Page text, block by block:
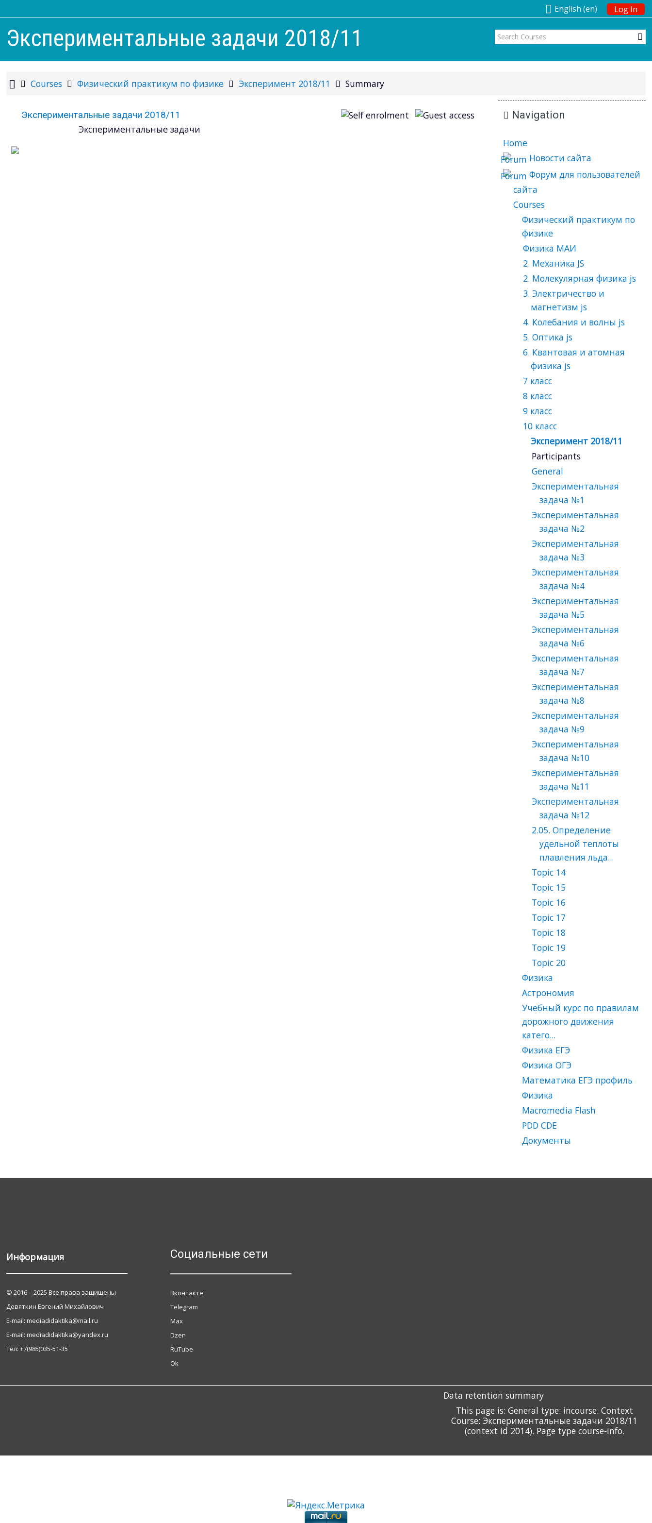
Log In
English ‎(en)‎
Экспериментальные задачи 2018/11
Courses Физический практикум по физике Эксперимент 2018/11 Summary
Экспериментальные задачи 2018/11
Экспериментальные задачи
Navigation
Home
Новости сайта
Форум для пользователей
сайта
Courses
Физический практикум по
физике
Физика МАИ
2. Механика JS
2. Молекулярная физика js
3. Электричество и
магнетизм js
4. Колебания и волны js
5. Оптика js
6. Квантовая и атомная
физика js
7 класс
8 класс
9 класс
10 класс
Эксперимент 2018/11
Participants
General
Экспериментальная
задача №1
Экспериментальная
задача №2
Экспериментальная
задача №3
Экспериментальная
задача №4
Экспериментальная
задача №5
Экспериментальная
задача №6
Экспериментальная
задача №7
Экспериментальная
задача №8
Экспериментальная
задача №9
Экспериментальная
задача №10
Экспериментальная
задача №11
Экспериментальная
задача №12
2.05. Определение
удельной теплоты
плавления льда...
Topic 14
Topic 15
Topic 16
Topic 17
Topic 18
Topic 19
Topic 20
Физика
Астрономия
Учебный курс по правилам
дорожного движения
катего...
Физика ЕГЭ
Физика ОГЭ
Математика ЕГЭ профиль
Физика
Macromedia Flash
PDD CDЕ
Документы
Информация
© 2016 – 2025 Все права защищены
Девяткин Евгений Михайлович
Е-mail: mediadidaktika@mail.ru
Е-mail: mediadidaktika@yandex.ru
Тел: +7(985)035-51-35
Социальные сети
Вконтакте
Telegram
Max
Dzen
RuTube
Ok
Data retention summary
This page is: General type: incourse. Context
Course: Экспериментальные задачи 2018/11
(context id 2014). Page type course-info.